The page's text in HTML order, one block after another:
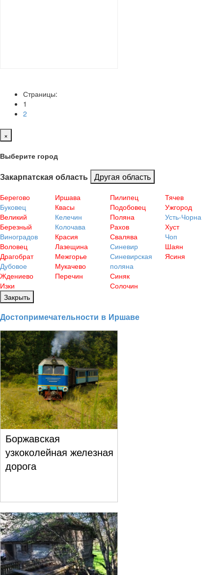
Страницы:
1
2
×
Выберите город
Закарпатская область Другая область
Берегово
Буковец
Великий
Березный
Виноградов
Воловец
Драгобрат
Дубовое
Ждениево
Изки
Иршава
Квасы
Келечин
Колочава
Красия
Лазещина
Межгорье
Мукачево
Перечин
Пилипец
Подобовец
Поляна
Рахов
Свалява
Синевир
Синевирская
поляна
Синяк
Солочин
Тячев
Ужгород
Усть-Чорна
Хуст
Чоп
Шаян
Ясиня
Закрыть
Достопримечательности в Иршаве
Боржавская
узкоколейная железная
дорога